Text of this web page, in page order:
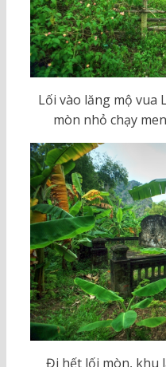
Lối vào lăng mộ vua
mòn nhỏ chạy
Đi hết lối mòn, khu